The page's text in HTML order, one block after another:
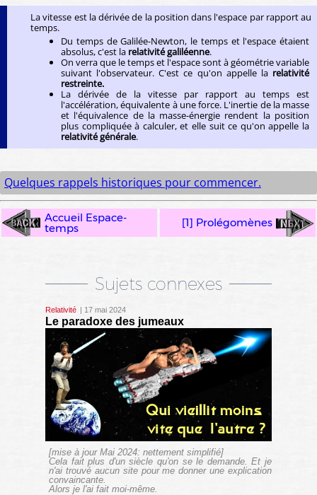
Sujets connexes
Relativité | 17 mai 2024
Le paradoxe des jumeaux
[mise à jour Mai 2024: nettement simplifié]
Cela fait plus d'un siècle qu'on se le demande. Et je
n'ai trouvé aucun site pour me donner une explication
convaincante.
Alors je l'ai fait moi-même.
La vitesse est la dérivée de la position dans l'espace par rapport au
temps.
Du temps de Galilée-Newton, le temps et l'espace étaient
absolus, c'est la relativité galiléenne.
On verra que le temps et l'espace sont à géométrie variable
suivant l'observateur. C'est ce qu'on appelle la relativité
restreinte.
La dérivée de la vitesse par rapport au temps est
l'accélération, équivalente à une force. L'inertie de la masse
et l'équivalence de la masse-énergie rendent la position
plus compliquée à calculer, et elle suit ce qu'on appelle la
relativité générale.
Quelques rappels historiques pour commencer.
Accueil Espace-
temps [1] Prolégomènes